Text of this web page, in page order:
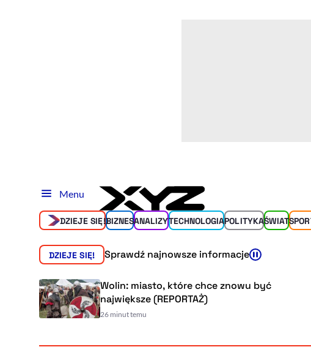
Menu
DZIEJE SIĘ!BIZNESANALIZYTECHNOLOGIAPOLITYKAŚWIAT
DZIEJE SIĘ! Sprawdź najnowsze informacje
Wolin: miasto, które chce znowu być
największe (REPORTAŻ)
26 minut temu